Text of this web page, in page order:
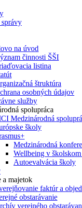
na úvod
činnosti ŠŠI
listina
štruktúra
osobných údajov
služby
spolupráca
Medzinárodná
školy
Medzinárodná
Wellbeing v
Autoevalvácia školy
a majetok
faktúr a
obstarávanie
verejného